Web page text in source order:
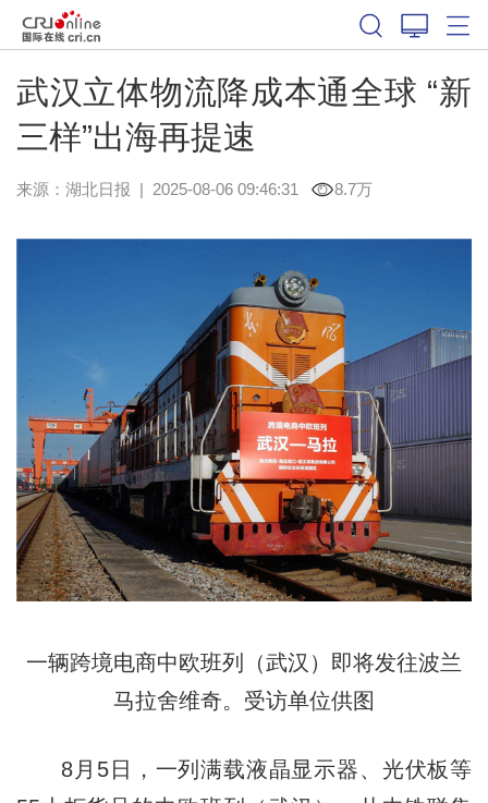
武汉立体物流降成本通全球 “新
三样”出海再提速
来源： 湖北日报 | 2025-08-06 09:46:31 8.7万
一辆跨境电商中欧班列（武汉）即将发往波兰
马拉舍维奇。受访单位供图
8月5日，一列满载液晶显示器、光伏板等